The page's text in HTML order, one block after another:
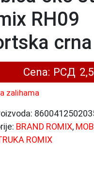
RH09
crna
Cena: РСД
zalihama
BRAND ROMIX,
ROMIX